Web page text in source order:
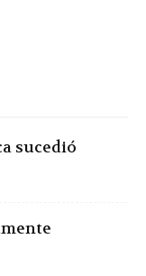
sucedió